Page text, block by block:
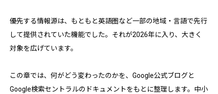
優先する情報源は、もともと英語圏など一部の地域・言語で先行
して提供されていた機能でした。それが2026年に入り、大きく
対象を広げています。
この章では、何がどう変わったのかを、Google公式ブログと
Google検索セントラルのドキュメントをもとに整理します。中小